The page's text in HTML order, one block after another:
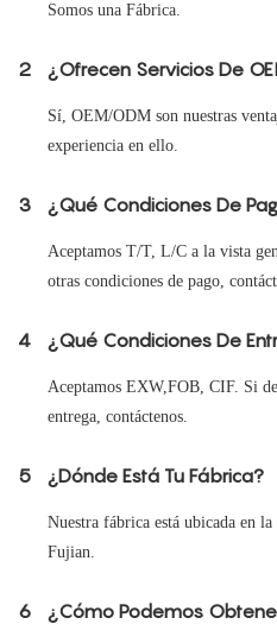
Somos una Fábrica.
2 ¿Ofrecen Servicios De
Sí, OEM/ODM son nuestras
experiencia en ello.
3 ¿Qué Condiciones De
Aceptamos T/T, L/C a la vista
otras condiciones de pago,
4 ¿Qué Condiciones De
Aceptamos EXW,FOB, CIF. Si
entrega, contáctenos.
5 ¿Dónde Está Tu Fábrica?
Nuestra fábrica está ubicada en
Fujian.
6 ¿Cómo Podemos